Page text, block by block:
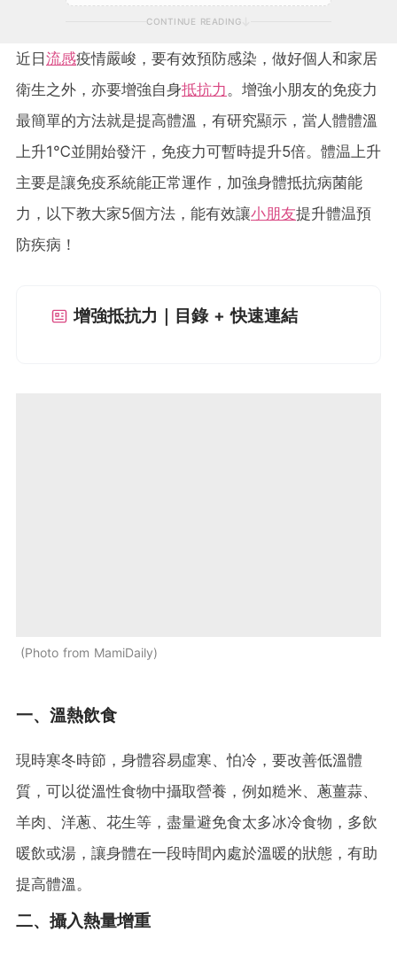
CONTINUE READING
近日流感疫情嚴峻，要有效預防感染，做好個人和家居
衛生之外，亦要增強自身抵抗力 。增強小朋友的免疫力
最簡單的方法就是提高體溫，有研究顯示，當人體體溫
上升1℃並開始發汗，免疫力可暫時提升5倍。體温上升
主要是讓免疫系統能正常運作，加強身體抵抗病菌能
力，以下教大家5個方法，能有效讓小朋友提升體温預
防疾病！
增強抵抗力｜目錄 + 快速連結
Photo from MamiDaily
一、溫熱飲食
現時寒冬時節，身體容易虛寒、怕冷，要改善低溫體
質，可以從溫性食物中攝取營養，例如糙米、蔥薑蒜、
羊肉、洋蔥、花生等，盡量避免食太多冰冷食物，多飲
暖飲或湯，讓身體在一段時間內處於溫暖的狀態，有助
提高體溫。
二、攝入熱量增重